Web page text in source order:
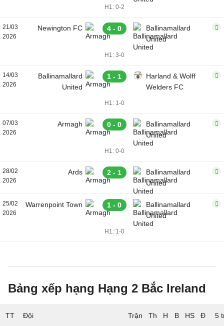
H1: 0-2
21/03
2026
Newington FC 4 - 0
Ballinamallard
United
H1: 3-0
14/03
2026
Ballinamallard
United
1 - 1
Harland & Wolff
Welders FC
H1: 1-0
07/03
2026
Armagh 0 - 0
Ballinamallard
United
H1: 0-0
28/02
2026
Ards 2 - 1
Ballinamallard
United
25/02
2026
Warrenpoint Town 1 - 0
Ballinamallard
United
H1: 1-0
Bảng xếp hạng Hạng 2 Bắc Ireland
TT Đội 5